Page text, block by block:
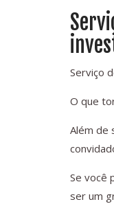
Serviço
O que
Além de
Se você
ser um